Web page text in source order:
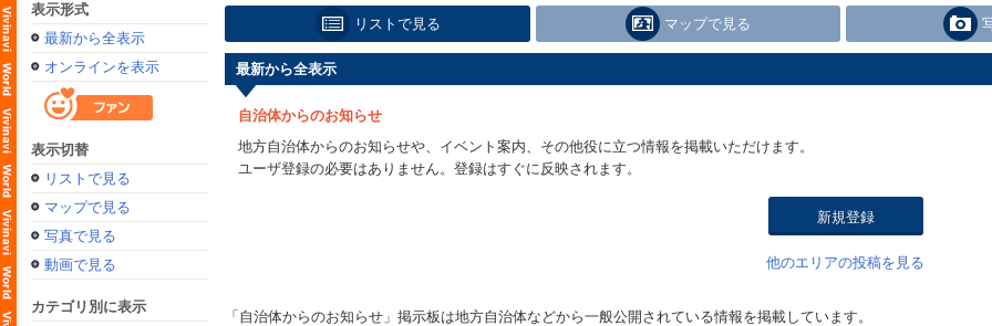
表示形式
最新から全表示
オンラインを表示
表示切替
リストで見る
マップで見る
写真で見る
動画で見る
カテゴリ別に表示
リストで見る マップで見る
最新から全表示
自治体からのお知らせ
地方自治体からのお知らせや、イベント案内、その他役に立つ情報を掲載いただけます。
ユーザ登録の必要はありません。登録はすぐに反映されます。
新規登録
他のエリアの投稿を見る
「自治体からのお知らせ」掲示板は地方自治体などから一般公開されている情報を掲載しています。